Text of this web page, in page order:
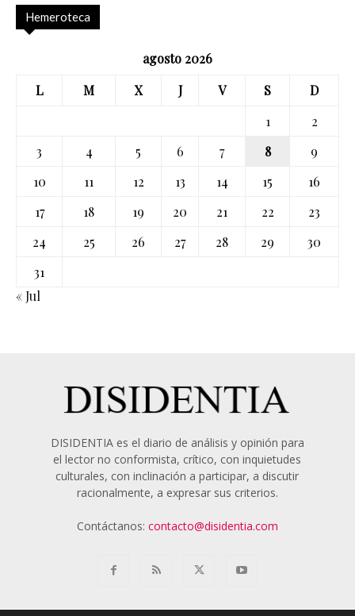
Hemeroteca
agosto 2026
L
M X J V S
D
1
2
3
4 5 6 7 8
9
10
11 12 13 14 15
16
17
18 19 20 21 22
23
24
25 26 27 28 29
30
31
« Jul
DISIDENTIA es el diario de análisis y opinión para
el lector no conformista, crítico, con inquietudes
culturales, con inclinación a participar, a discutir
racionalmente, a expresar sus criterios.
Contáctanos: contacto@disidentia.com